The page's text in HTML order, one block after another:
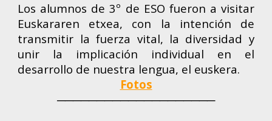
Los alumnos de 3º de ESO fueron a visitar
Euskararen etxea, con la intención de
transmitir la fuerza vital, la diversidad y
unir la implicación individual en el
desarrollo de nuestra lengua, el euskera.
Fotos
────────────────────